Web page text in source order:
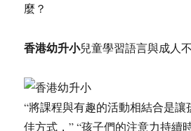
麼？
香港幼升小兒童學習語言與成人
“將課程與有趣的活動相結合是
佳方式，” “孩子們的注意力持續